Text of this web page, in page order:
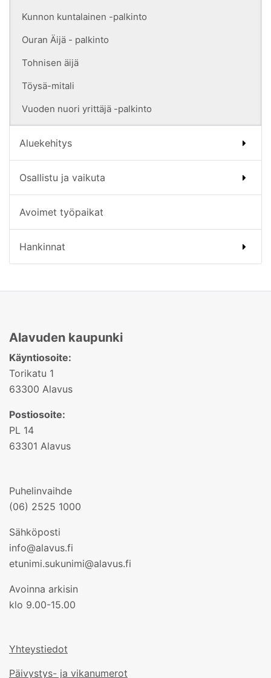
Kunnon kuntalainen -palkinto
Ouran Äijä - palkinto
Tohnisen äijä
Töysä-mitali
Vuoden nuori yrittäjä -palkinto
Aluekehitys
Osallistu ja vaikuta
Avoimet työpaikat
Hankinnat
Alavuden kaupunki
Käyntiosoite:
Torikatu 1
63300 Alavus
Postiosoite:
PL 14
63301 Alavus
Puhelinvaihde
(06) 2525 1000
Sähköposti
info@alavus.fi
etunimi.sukunimi@alavus.fi
Avoinna arkisin
klo 9.00-15.00
Yhteystiedot
Päivystys- ja vikanumerot